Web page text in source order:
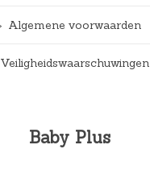
Algemene voorwaarden
Veiligheidswaarschuwingen
Baby Plus